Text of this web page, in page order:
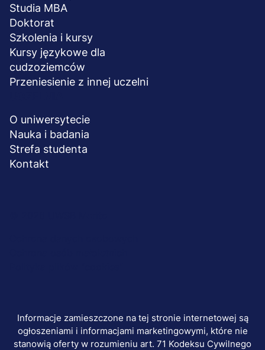
Studia MBA
Doktorat
Szkolenia i kursy
Kursy językowe dla
cudzoziemców
Przeniesienie z innej uczelni
O uniwersytecie
Nauka i badania
Strefa studenta
Kontakt
Informacje zamieszczone na tej stronie internetowej są
ogłoszeniami i informacjami marketingowymi, które nie
stanowią oferty w rozumieniu art. 71 Kodeksu Cywilnego